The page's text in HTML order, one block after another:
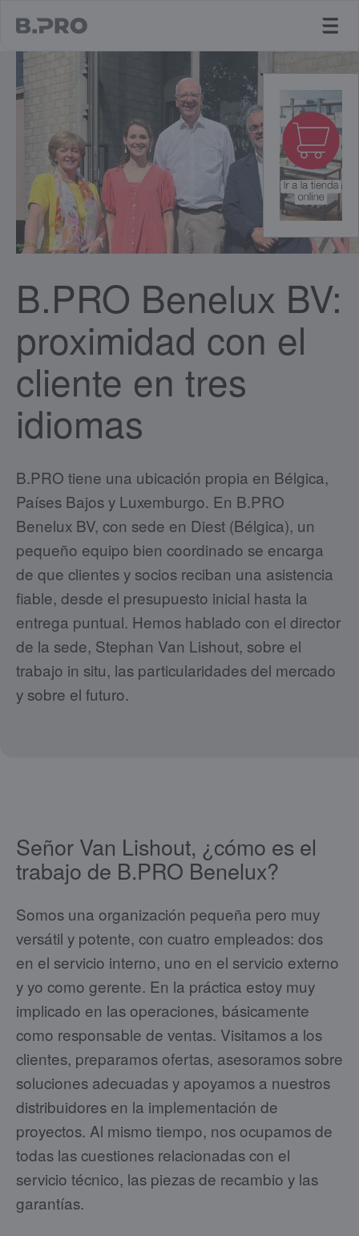
B.PRO Benelux BV:
proximidad con el
cliente en tres
idiomas
B.PRO tiene una ubicación propia en Bélgica,
Países Bajos y Luxemburgo. En B.PRO
Benelux BV, con sede en Diest (Bélgica), un
pequeño equipo bien coordinado se encarga
de que clientes y socios reciban una asistencia
fiable, desde el presupuesto inicial hasta la
entrega puntual. Hemos hablado con el director
de la sede, Stephan Van Lishout, sobre el
trabajo in situ, las particularidades del mercado
y sobre el futuro.
Señor Van Lishout, ¿cómo es el
trabajo de B.PRO Benelux?
Somos una organización pequeña pero muy
versátil y potente, con cuatro empleados: dos
en el servicio interno, uno en el servicio externo
y yo como gerente. En la práctica estoy muy
implicado en las operaciones, básicamente
como responsable de ventas. Visitamos a los
clientes, preparamos ofertas, asesoramos sobre
soluciones adecuadas y apoyamos a nuestros
distribuidores en la implementación de
proyectos. Al mismo tiempo, nos ocupamos de
todas las cuestiones relacionadas con el
servicio técnico, las piezas de recambio y las
garantías.